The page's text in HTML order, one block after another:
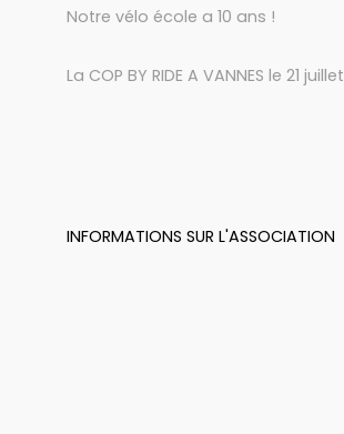
Notre vélo école a 10 ans !
La COP BY RIDE A VANNES le 21 juillet
INFORMATIONS SUR L'ASSOCIATION